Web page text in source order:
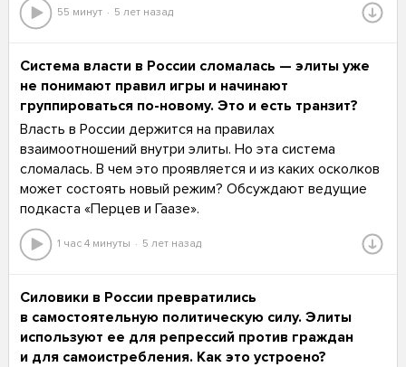
55 минут 5 лет назад
Система власти в России сломалась — элиты уже
не понимают правил игры и начинают
группироваться по-новому. Это и есть транзит?
Власть в России держится на правилах
взаимоотношений внутри элиты. Но эта система
сломалась. В чем это проявляется и из каких осколков
может состоять новый режим? Обсуждают ведущие
подкаста «Перцев и Гаазе».
1 час 4 минуты 5 лет назад
Силовики в России превратились
в самостоятельную политическую силу. Элиты
используют ее для репрессий против граждан
и для самоистребления. Как это устроено?